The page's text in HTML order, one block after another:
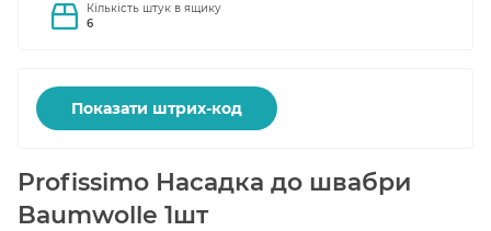
Кількість штук в ящику
6
Показати штрих-код
Profissimo Насадка до швабри
Baumwolle 1шт